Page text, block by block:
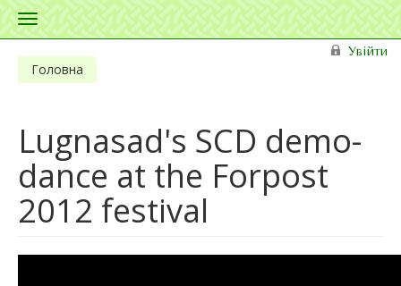
Toggle
Увійти
Головна
Lugnasad's SCD demo-
dance at the Forpost
2012 festival